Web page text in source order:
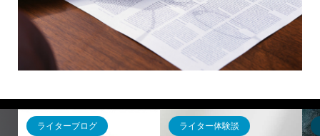
ライター体験談 ライター体験談 ライ